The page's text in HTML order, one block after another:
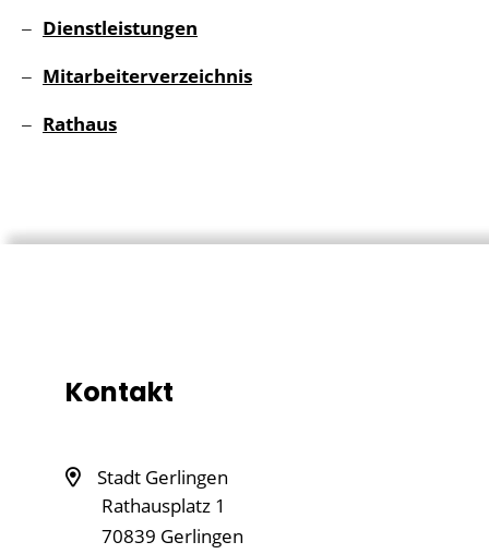
Dienstleistungen
Mitarbeiterverzeichnis
Rathaus
Kontakt
Stadt Gerlingen
Rathausplatz 1
70839 Gerlingen